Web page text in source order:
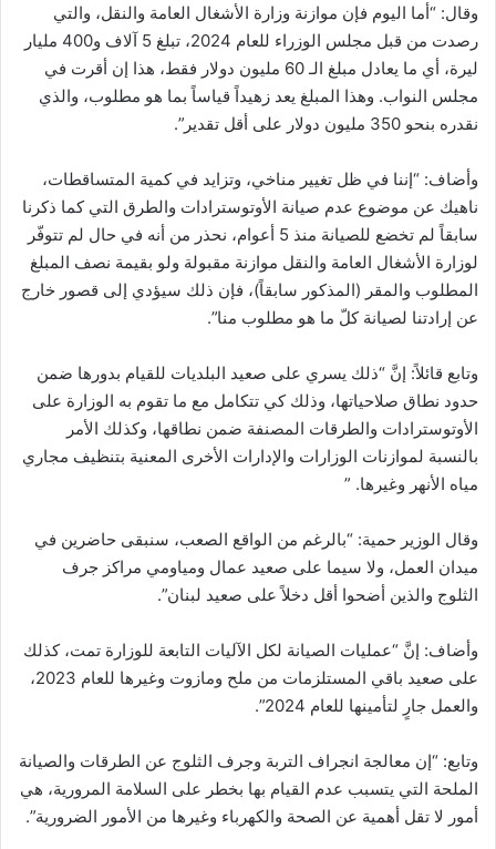
وقال: “أما اليوم فإن موازنة وزارة الأشغال العامة والنقل، والتي
رصدت من قبل مجلس الوزراء للعام 2024، تبلغ 5 آلاف و400 مليار
ليرة، أي ما يعادل مبلغ الـ 60 مليون دولار فقط، هذا إن أقرت في
مجلس النواب. وهذا المبلغ يعد زهيداً قياساً بما هو مطلوب، والذي
نقدره بنحو 350 مليون دولار على أقل تقدير”.
وأضاف: “إننا في ظل تغيير مناخي، وتزايد في كمية المتساقطات،
ناهيك عن موضوع عدم صيانة الأوتوسترادات والطرق التي كما ذكرنا
سابقاً لم تخضع للصيانة منذ 5 أعوام، نحذر من أنه في حال لم تتوفّر
لوزارة الأشغال العامة والنقل موازنة مقبولة ولو بقيمة نصف المبلغ
المطلوب والمقر (المذكور سابقاً)، فإن ذلك سيؤدي إلى قصور خارج
عن إرادتنا لصيانة كلّ ما هو مطلوب منا”.
وتابع قائلاً: إنَّ “ذلك يسري على صعيد البلديات للقيام بدورها ضمن
حدود نطاق صلاحياتها، وذلك كي تتكامل مع ما تقوم به الوزارة على
الأوتوسترادات والطرقات المصنفة ضمن نطاقها، وكذلك الأمر
بالنسبة لموازنات الوزارات والإدارات الأخرى المعنية بتنظيف مجاري
مياه الأنهر وغيرها. ”
وقال الوزير حمية: “بالرغم من الواقع الصعب، سنبقى حاضرين في
ميدان العمل، ولا سيما على صعيد عمال ومياومي مراكز جرف
الثلوج والذين أضحوا أقل دخلاً على صعيد لبنان”.
وأضاف: إنَّ “عمليات الصيانة لكل الآليات التابعة للوزارة تمت، كذلك
على صعيد باقي المستلزمات من ملح ومازوت وغيرها للعام 2023،
والعمل جارٍ لتأمينها للعام 2024”.
وتابع: “إن معالجة انجراف التربة وجرف الثلوج عن الطرقات والصيانة
الملحة التي يتسبب عدم القيام بها بخطر على السلامة المرورية، هي
أمور لا تقل أهمية عن الصحة والكهرباء وغيرها من الأمور الضرورية”.